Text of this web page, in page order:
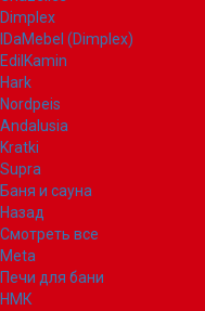
Dimplex
IDaMebel (Dimplex)
EdilKamin
Hark
Nordpeis
Andalusia
Kratki
Supra
Баня и сауна
Назад
Смотреть все
Meta
Печи для бани
НМК